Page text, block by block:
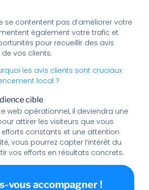
se contentent pas d’améliorer votre
également votre trafic et
pour recueillir des avis
vos clients.
les avis clients sont cruciaux
local ?
cible
web opérationnel, il deviendra une
attirer les visiteurs que vous
efforts constants et une attention
vous pourrez capter l’intérêt du
vos efforts en résultats concrets.
vous accompagner !